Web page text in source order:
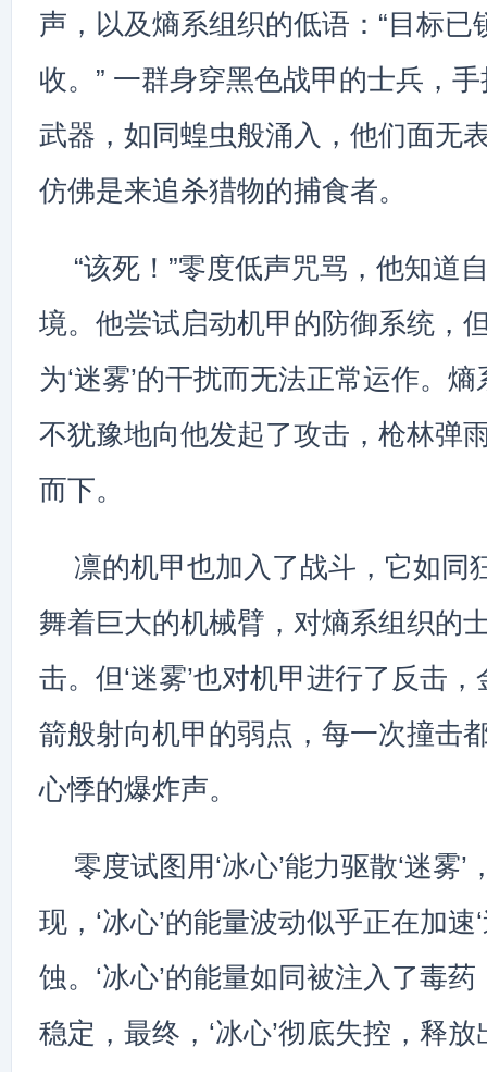
声，以及熵系组织的低语：“目标已
收。” 一群身穿黑色战甲的士兵，
武器，如同蝗虫般涌入，他们面无
仿佛是来追杀猎物的捕食者。
“该死！”零度低声咒骂，他知道
境。他尝试启动机甲的防御系统，
为‘迷雾’的干扰而无法正常运作。
不犹豫地向他发起了攻击，枪林弹
而下。
凛的机甲也加入了战斗，它如同
舞着巨大的机械臂，对熵系组织的
击。但‘迷雾’也对机甲进行了反击
箭般射向机甲的弱点，每一次撞击
心悸的爆炸声。
零度试图用‘冰心’能力驱散‘迷雾’
现，‘冰心’的能量波动似乎正在加速
蚀。‘冰心’的能量如同被注入了毒
稳定，最终，‘冰心’彻底失控，释